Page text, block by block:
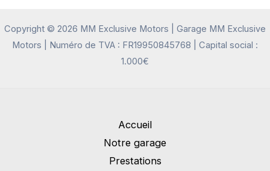
Copyright © 2026 MM Exclusive Motors | Garage MM Exclusive
Motors | Numéro de TVA : FR19950845768 | Capital social :
1.000€
Accueil
Notre garage
Prestations